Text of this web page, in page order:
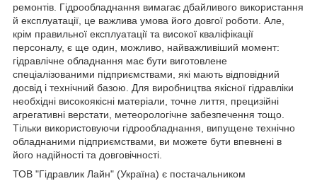
ремонтів. Гідрообладнання вимагає дбайливого використання
й експлуатації, це важлива умова його довгої роботи. Але,
крім правильної експлуатації та високої кваліфікації
персоналу, є ще один, можливо, найважливіший момент:
гідравлічне обладнання має бути виготовлене
спеціалізованими підприємствами, які мають відповідний
досвід і технічний базою. Для виробництва якісної гідравліки
необхідні високоякісні матеріали, точне лиття, прецизійні
агрегативні верстати, метеорологічне забезпечення тощо.
Тільки використовуючи гідрообладнання, випущене технічно
обладнаними підприємствами, ви можете бути впевнені в
його надійності та довговічності.
ТОВ "Гідравлик Лайн" (Україна) є постачальником